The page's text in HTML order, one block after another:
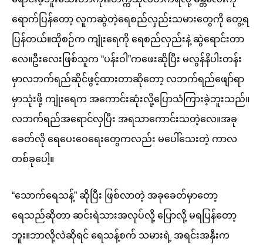
ရောက်ပြန်တော့ လူကဆွဲတဲ့ရေစည်လှည်းသမားတွေကို တွေ့ရ
ပြန်တယ်။ထိုစဉ်က ကျုံးရေကို ရေစည်လှည်းနဲ့ ဆွဲရောင်းတာ
လေ။ဦးလေးဖြစ်သူက “ပန်းဝါ”ကဖေးဆိုပြီး မလွန်နိပါးတန်း
မှာလဘက်ရည်ဆိုင်ဖွင့်ထားတာဆိုတော့ လဘက်ရည်ဖျော်ရာ
မှာသုံးဖို့ ကျုံးရေက အကောင်းဆုံးလို့ပြောသံကြားခဲ့ဘူးသည်။
လဘက်ရည်အရောင်လှပြီး အရသာကောင်းသတဲ့လေ။အခု
ခေတ်လို ရေပေးဝေရေးတွေကလည်း မပေါ်သေးတဲ့ ကာလ
တစ်ခုပေါ့။
“သောက်ရေသန့်” ဆိုပြီး ဖြစ်လာတဲ့ အခုခေတ်မှာတော့
ရေသည်ဆိုတာ ဆင်းရဲသားအလုပ်လို့ ပြောလို့ မရပြန်တော့
ဘူး။ဘာလို့လဲဆိုရင် ရေသန့်စက် သမားရဲ့ အရင်းအနှီးက